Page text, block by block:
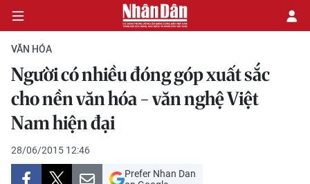
CHÍNH TRỊ
KINH TẾ
VĂN HÓA
VĂN HÓA
Người có nhiều đóng góp xuất sắc
cho nền văn hóa - văn nghệ Việt
Nam hiện đại
28/06/2015 12:46
Prefer Nhan Dan